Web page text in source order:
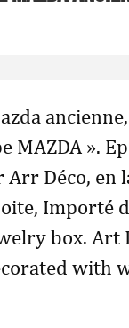
MAZDA ».
Déco, en
Importé
box. Art
with